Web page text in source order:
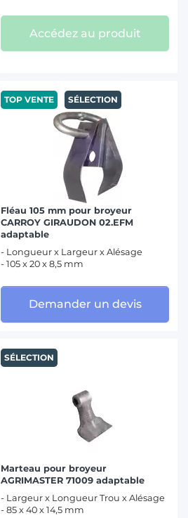
Accédez au produit
TOP VENTE SÉLECTION
Fléau 105 mm pour broyeur
CARROY GIRAUDON 02.EFM
adaptable
- Longueur x Largeur x Alésage
- 105 x 20 x 8,5 mm
Demander un devis
SÉLECTION
Marteau pour broyeur
AGRIMASTER 71009 adaptable
- Largeur x Longueur Trou x Alésage
- 85 x 40 x 14,5 mm